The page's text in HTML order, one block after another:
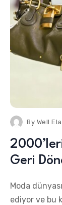
By Well
Geri
Moda
ediyor ve bu